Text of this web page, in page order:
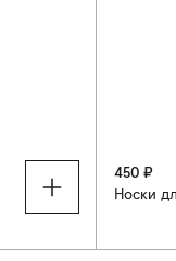
450 ₽
Носки